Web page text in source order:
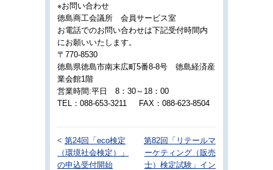
※お問い合わせ
徳島商工会議所 会員サービス室
お電話でのお問い合わせは下記受付時間内
にお願いいたします。
〒770-8530
徳島県徳島市南末広町5番8-8号 徳島経済産
業会館1階
営業時間:平日 8：30～18：00
TEL：088-653-3211 FAX：088-623-8504
<第24回「eco検定
（環境社会検定）」
の申込受付開始
第82回「リテールマ
ーケティング（販売
士）検定試験」イン